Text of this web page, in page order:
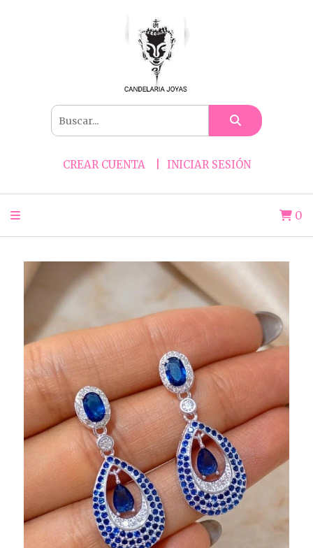
CREAR CUENTA INICIAR SESIÓN
0